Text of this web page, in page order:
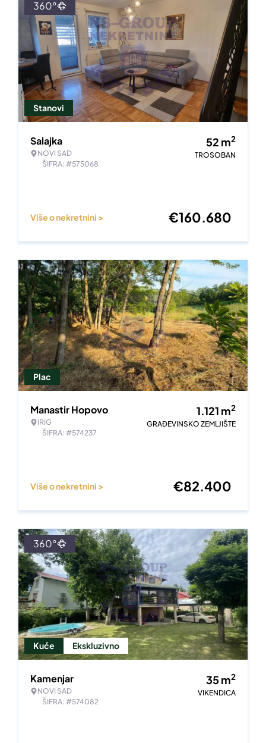
Stanovi
360°
Salajka
NOVI SAD
ŠIFRA: #575068
52 m2
TROSOBAN
Više o nekretnini > €160.680
Plac
Manastir Hopovo
IRIG
ŠIFRA: #574237
1.121 m2
GRAĐEVINSKO ZEMLJIŠTE
Više o nekretnini > €82.400
Kuće Ekskluzivno
360°
Kamenjar
NOVI SAD
ŠIFRA: #574082
35m2
VIKENDICA